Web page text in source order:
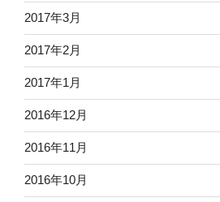
2017年3月
2017年2月
2017年1月
2016年12月
2016年11月
2016年10月